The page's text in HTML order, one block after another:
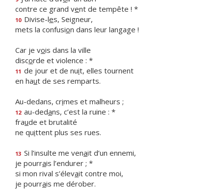
contre ce grand vent de tempête ! *
10 Divise-les, Seigneur,
mets la confusion dans leur langage !
Car je vois dans la ville
discorde et violence : *
11 de jour et de nuit, elles tournent
en haut de ses remparts.
Au-dedans, crimes et malheurs ;
12 au-dedans, c’est la ruine : *
fraude et brutalité
ne quittent plus ses rues.
13 Si l’insulte me venait d’un ennemi,
je pourrais l’endurer ; *
si mon rival s’élevait contre moi,
je pourrais me dérober.